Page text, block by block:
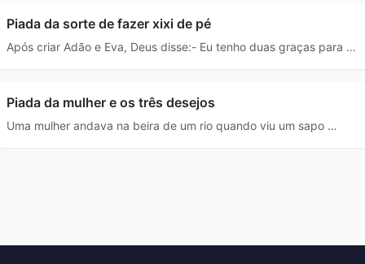
Piada da sorte de fazer xixi de pé
Após criar Adão e Eva, Deus disse:- Eu tenho duas graças para …
Piada da mulher e os três desejos
Uma mulher andava na beira de um rio quando viu um sapo …